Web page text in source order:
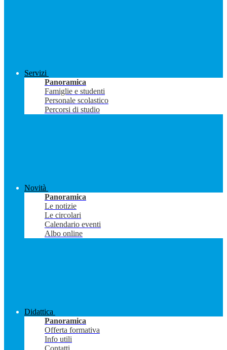
Servizi
Panoramica
Famiglie e studenti
Personale scolastico
Percorsi di studio
Novità
Panoramica
Le notizie
Le circolari
Calendario eventi
Albo online
Didattica
Panoramica
Offerta formativa
Info utili